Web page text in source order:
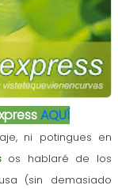
AQUÍ
ni potingues en
os hablaré de los
(sin demasiado